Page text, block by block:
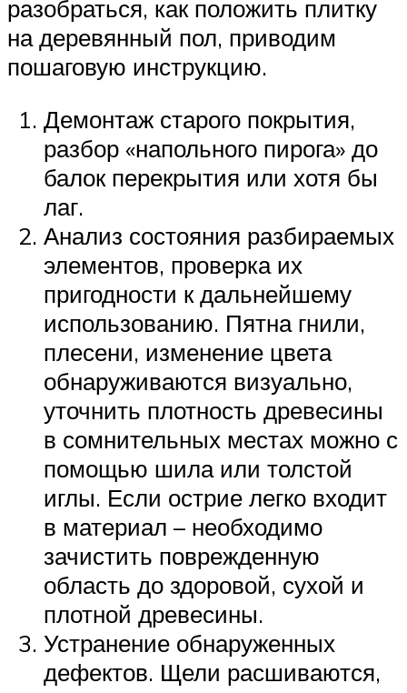
разобраться, как положить плитку
на деревянный пол, приводим
пошаговую инструкцию.
Демонтаж старого покрытия,
разбор «напольного пирога» до
балок перекрытия или хотя бы
лаг.
Анализ состояния разбираемых
элементов, проверка их
пригодности к дальнейшему
использованию. Пятна гнили,
плесени, изменение цвета
обнаруживаются визуально,
уточнить плотность древесины
в сомнительных местах можно с
помощью шила или толстой
иглы. Если острие легко входит
в материал – необходимо
зачистить поврежденную
область до здоровой, сухой и
плотной древесины.
Устранение обнаруженных
дефектов. Щели расшиваются,